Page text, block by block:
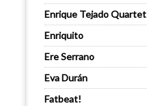
Enrique Tejado Quartet
Enriquito
Ere Serrano
Eva Durán
Fatbeat!